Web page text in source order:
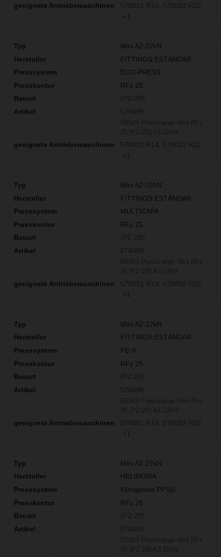
578001 R14
578002 R22
+1
Mini A2-22kN
FITTINGS ESTÁNDAR
ECO-PRESS
RFz 25
(PZ-2B)
578496
578001 R14
578002 R22
+1
Mini A2-22kN
FITTINGS ESTÁNDAR
MULTICAPA
RFz 25
(PZ-2B)
578496
578001 R14
578002 R22
+1
Mini A2-22kN
FITTINGS ESTÁNDAR
PE-X
RFz 25
(PZ-2B)
578496
578001 R14
578002 R22
+1
Mini A2-22kN
HELIROMA
Klimapress PPSU
RFz 25
(PZ-2B)
578496